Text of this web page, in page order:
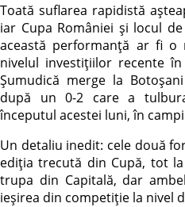
Toată suflarea rapidistă
iar Cupa României și locul
această performanță ar fi o
nivelul investițiilor recente
Șumudică merge la
după un 0-2 care a
începutul acestei luni, în
Un detaliu inedit: cele două
ediția trecută din Cupă, tot
trupa din Capitală, dar
ieșirea din competiție la nivel